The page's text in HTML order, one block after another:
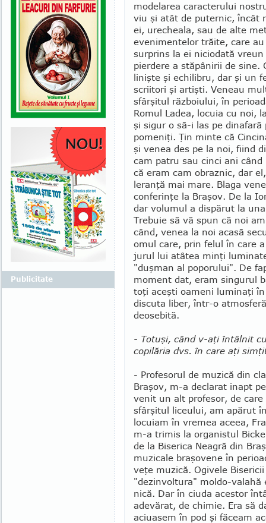
modelarea carac­te­rului
viu şi atât de puternic, încât
ei, ure­cheala, sau de alte
evenimentelor trăite, care
surprins la ei niciodată
pierdere a stăpânirii de sine.
linişte şi echilibru, dar şi un
scriitori şi artişti. Veneau
sfârşitul războiului, în
Romul Ladea, lo­cuia cu noi,
şi sigur o să-i las pe
pomeniţi. Ţin min­te că
şi venea des pe la noi, fiind
cam patru sau cinci ani
că eram cam obraz­nic, dar
le­ranţă mai mare. Blaga
conferinţe la Braşov. De la
dar volumul a dispărut la
Tre­buie să vă spun că noi
când, venea la noi acasă
omul care, prin felul în care
jurul lui atâtea minţi
"duş­man al popo­rului". De
moment dat, eram singurul
toţi aceşti oameni luminaţi
discuta liber, într-o
deosebită.
- Totuşi, când v-aţi întâlnit
copilăria dvs. în care aţi
- Profesorul de muzică din
Braşov, m-a declarat inapt
venit un alt profesor, de
sfârşitul liceului, am apărut
locuiam în vremea aceea,
m-a trimis la organistul
de la Biserica Neagră din
muzicale bra­şo­vene în
veţe muzică. Ogivele
"dezinvoltura" moldo-
nică. Dar în ciuda aces­tor
adevărat, de chi­mie. Era să
aciuasem în pod şi făceam
Publicitate